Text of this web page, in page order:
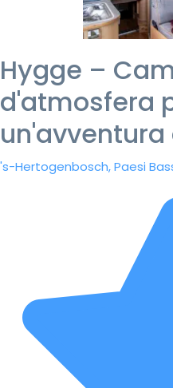
Hygge –
d'atmosfera
's-Hertogenbosch, Paesi